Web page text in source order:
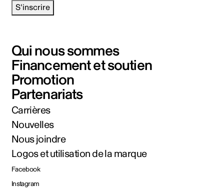
S'inscrire
Qui nous sommes
Financement et soutien
Promotion
Partenariats
Carrières
Nouvelles
Nous joindre
Logos et utilisation de la marque
Facebook
Instagram